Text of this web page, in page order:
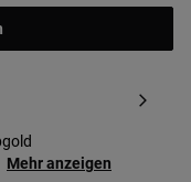
Mehr anzeigen